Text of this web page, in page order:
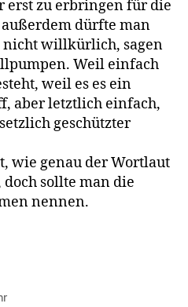
erst zu erbringen für die
dürfte man
nicht willkürlich, sagen
Weil einfach
weil es es ein
aber letztlich einfach,
geschützter
wie genau der Wortlaut
sollte man die
nennen.